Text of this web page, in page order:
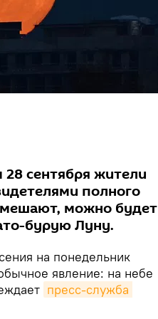
сентября жители
полного
можно будет
бурую Луну.
на понедельник
явление: на небе
пресс-служба